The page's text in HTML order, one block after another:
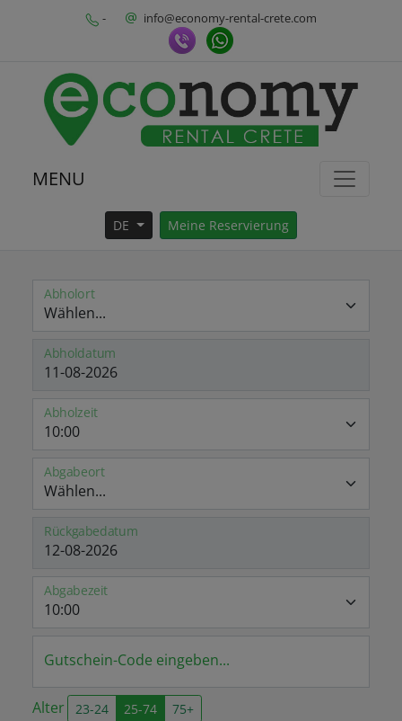
- info@economy-rental-crete.com
MENU
DE Meine Reservierung
Abholort
Abholdatum
Abholzeit
Abgabeort
Rückgabedatum
Abgabezeit
Gutschein-Code eingeben...
Alter 23-24 25-74 75+